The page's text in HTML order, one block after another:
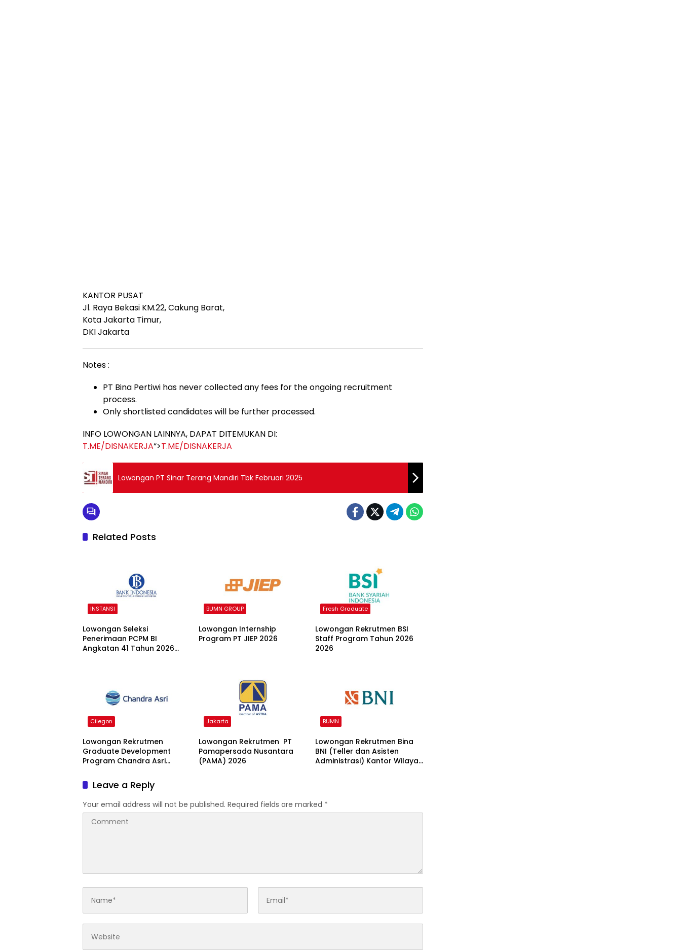
KANTOR PUSAT
Jl. Raya Bekasi KM.22, Cakung Barat,
Kota Jakarta Timur,
DKI Jakarta
Notes :
PT Bina Pertiwi has never collected any fees for the ongoing recruitment
process.
Only shortlisted candidates will be further processed.
INFO LOWONGAN LAINNYA, DAPAT DITEMUKAN DI:
T.ME/DISNAKERJA“>T.ME/DISNAKERJA
Lowongan PT Sinar Terang Mandiri Tbk Februari 2025
Related Posts
INSTANSI
Lowongan Seleksi
Penerimaan PCPM BI
Angkatan 41 Tahun 2026
BUMN GROUP
Lowongan Internship
Program PT JIEP 2026
Fresh Graduate
Lowongan Rekrutmen BSI
Staff Program Tahun 2026
2026
Cilegon
Lowongan Rekrutmen
Graduate Development
Program Chandra Asri
Jakarta
Lowongan Rekrutmen PT
Pamapersada Nusantara
(PAMA) 2026
BUMN
Lowongan Rekrutmen Bina
BNI (Teller dan Asisten
Administrasi) Kantor Wilayah
Leave a Reply
Your email address will not be published. Required fields are marked *